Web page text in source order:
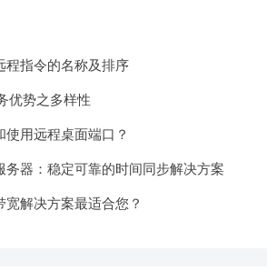
程指令的名称及排序
优势之多样性
使用远程桌面端口？
务器：稳定可靠的时间同步解决方案
宽解决方案最适合您？